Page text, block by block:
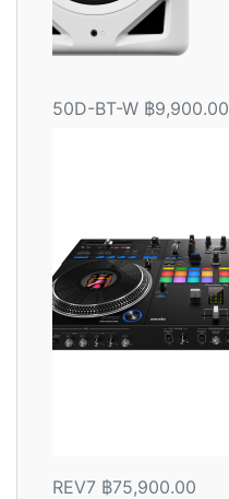
50D-BT-W ฿9,900.00
REV7 ฿75,900.00